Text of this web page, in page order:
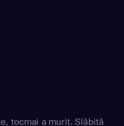
tocmai a murit. Slăbită